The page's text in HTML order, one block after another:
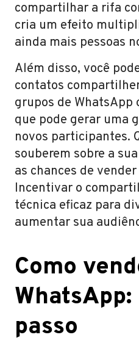
compartilhar a rifa
cria um efeito
ainda mais pessoas
Além disso, você
contatos
grupos de WhatsApp
que pode gerar uma
novos participantes.
souberem sobre a
as chances de
Incentivar o
técnica eficaz para
aumentar sua
Como
WhatsApp:
passo